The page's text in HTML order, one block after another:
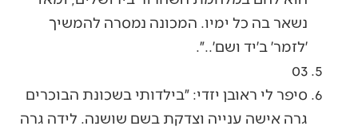
נשאר בה כל ימיו. המכונה נמסרה להמשיך
׳לזמר׳ ב׳יד ושם׳..״.
03
סיפר לי ראובן יזדי: ״בילדותי בשכונת הבוכרים
גרה אישה ענייה וצדקת בשם שושנה. לידה גרה